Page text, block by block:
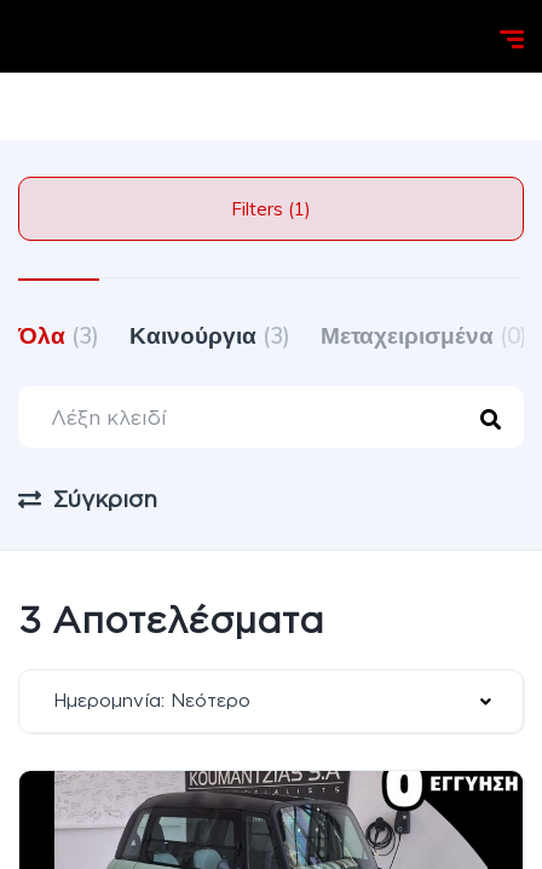
Filters (1)
Όλα (3) Καινούργια (3) Μεταχειρισμένα (0)
Σύγκριση
3 Αποτελέσματα
Ημερομηνία: Νεότερο